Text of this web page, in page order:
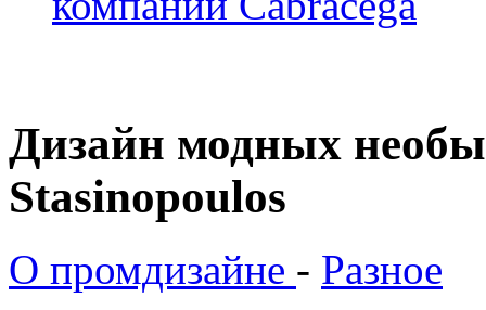
Дизайн модных
Stasinopoulos
О промдизайне - Разное